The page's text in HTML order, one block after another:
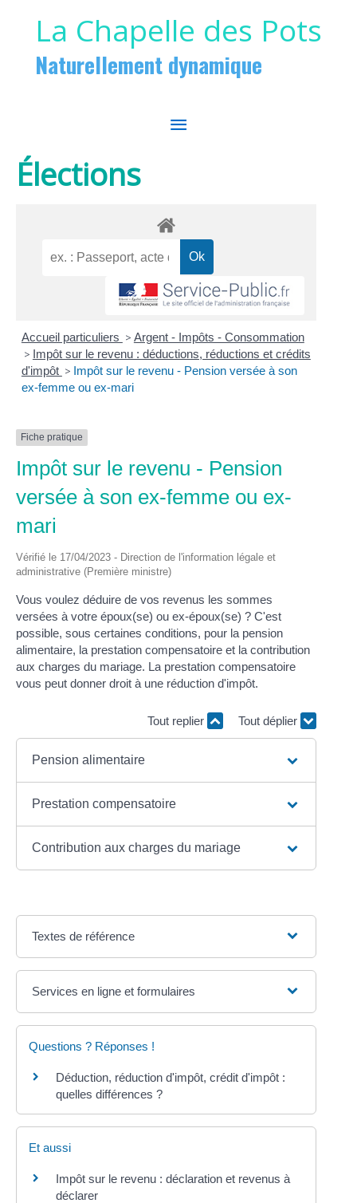
La Chapelle des Pots
Naturellement dynamique
MENU
Élections
Accueil particuliers > Argent - Impôts - Consommation
> Impôt sur le revenu : déductions, réductions et crédits
d'impôt > Impôt sur le revenu - Pension versée à son
ex-femme ou ex-mari
Fiche pratique
Impôt sur le revenu - Pension
versée à son ex-femme ou ex-
mari
Vérifié le 17/04/2023 - Direction de l'information légale et
administrative (Première ministre)
Vous voulez déduire de vos revenus les sommes
versées à votre époux(se) ou ex-époux(se) ? C'est
possible, sous certaines conditions, pour la pension
alimentaire, la prestation compensatoire et la contribution
aux charges du mariage. La prestation compensatoire
vous peut donner droit à une réduction d'impôt.
Tout replier Tout déplier
Pension alimentaire
Prestation compensatoire
Contribution aux charges du mariage
Textes de référence
Services en ligne et formulaires
Questions ? Réponses !
Déduction, réduction d'impôt, crédit d'impôt :
quelles différences ?
Et aussi
Impôt sur le revenu : déclaration et revenus à
déclarer